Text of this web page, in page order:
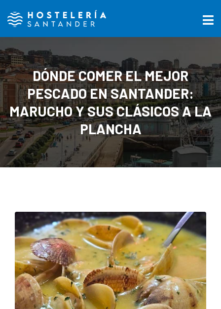
DÓNDE COMER EL MEJOR
PESCADO EN SANTANDER:
MARUCHO Y SUS CLÁSICOS A LA
PLANCHA